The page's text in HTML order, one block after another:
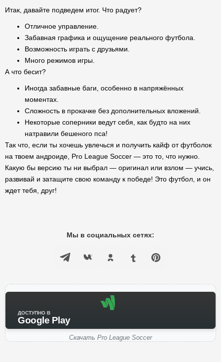
Итак, давайте подведем итог. Что радует?
Отличное управление.
Забавная графика и ощущение реального футбола.
Возможность играть с друзьями.
Много режимов игры.
А что бесит?
Иногда забавные баги, особенно в напряжённых
моментах.
Сложность в прокачке без дополнительных вложений.
Некоторые соперники ведут себя, как будто на них
натравили бешеного пса!
Так что, если ты хочешь увлечься и получить кайф от футболок
на твоем андроиде, Pro League Soccer — это то, что нужно.
Какую бы версию ты ни выбрал — оригинал или взлом — учись,
развивай и затащите свою команду к победе! Это футбол, и он
ждет тебя, друг!
Мы в социальных сетях:
ДОСТУПНО В
Google Play
Скачать Pro League Soccer